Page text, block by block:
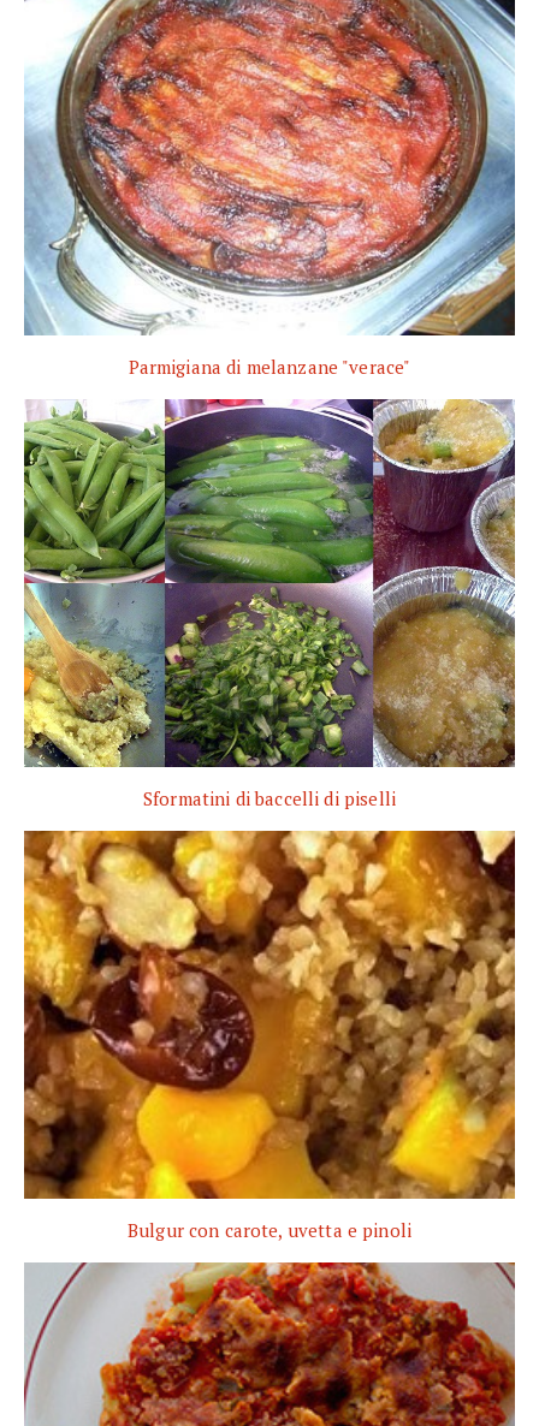
Parmigiana di melanzane "verace"
Sformatini di baccelli di piselli
Bulgur con carote, uvetta e pinoli